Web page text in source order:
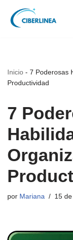
Saltar
Inicio - 7 Poderosas
Productividad
7
por Mariana 15